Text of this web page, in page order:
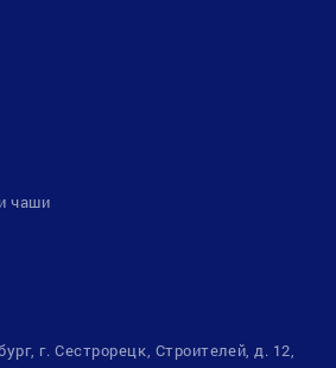
чаши
г. Сестрорецк, Строителей, д. 12,